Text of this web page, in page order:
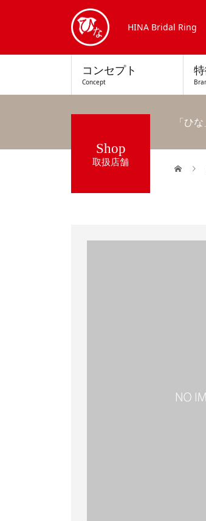
HINA Bridal Ring
コンセプト
Concept
Shop
取扱店舗
「ひ